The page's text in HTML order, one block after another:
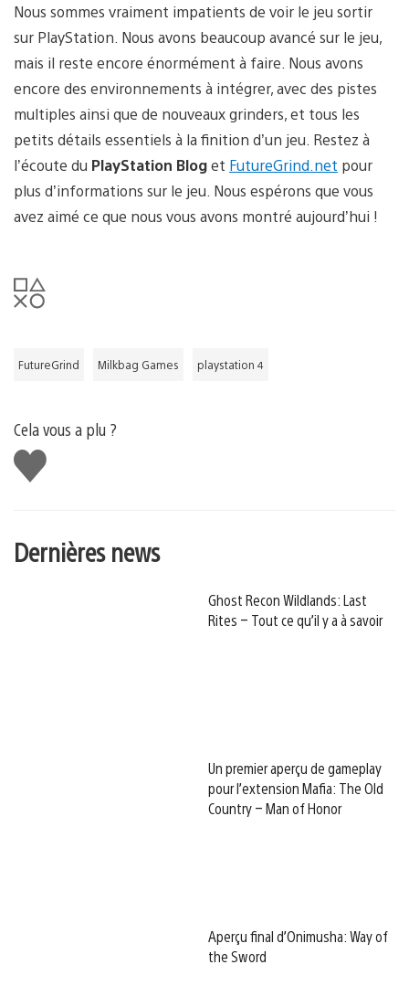
Nous sommes vraiment impatients de voir le jeu sortir
sur PlayStation. Nous avons beaucoup avancé sur le jeu,
mais il reste encore énormément à faire. Nous avons
encore des environnements à intégrer, avec des pistes
multiples ainsi que de nouveaux grinders, et tous les
petits détails essentiels à la finition d’un jeu. Restez à
l’écoute du PlayStation Bloget FutureGrind.net pour
plus d’informations sur le jeu. Nous espérons que vous
avez aimé ce que nous vous avons montré aujourd’hui !
FutureGrind Milkbag Games playstation 4
Cela vous a plu ?
J'aime
Dernières news
Ghost Recon Wildlands: Last
Rites – Tout ce qu’il y a à savoir
Un premier aperçu de gameplay
pour l’extension Mafia: The Old
Country – Man of Honor
Aperçu final d’Onimusha: Way of
the Sword